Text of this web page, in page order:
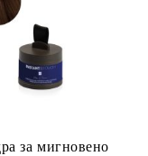
за мигновено